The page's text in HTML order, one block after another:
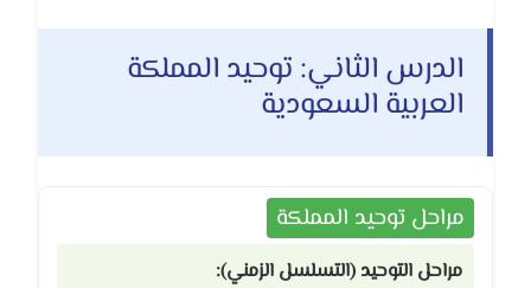
الدرس الثاني: توحيد المملكة
العربية السعودية
مراحل توحيد المملكة
مراحل التوحيد (التسلسل الزمني):